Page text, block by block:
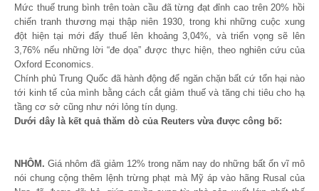
Mức thuế trung bình trên toàn cầu đã từng đạt đỉnh cao trên 20% hồi
chiến tranh thương mại thập niên 1930, trong khi những cuộc xung
đột hiện tại mới đẩy thuế lên khoảng 3,04%, và triển vọng sẽ lên
3,76% nếu những lời “đe dọa” được thực hiện, theo nghiên cứu của
Oxford Economics.
Chính phủ Trung Quốc đã hành động để ngăn chặn bất cứ tổn hại nào
tới kinh tế của mình bằng cách cắt giảm thuế và tăng chi tiêu cho hạ
tầng cơ sở cũng như nới lỏng tín dụng.
Dưới dây là kết quả thăm dò của Reuters vừa được công bố:
NHÔM.Giá nhôm đã giảm 12% trong năm nay do những bất ổn vĩ mô
nói chung cộng thêm lệnh trừng phạt mà Mỹ áp vào hãng Rusal của